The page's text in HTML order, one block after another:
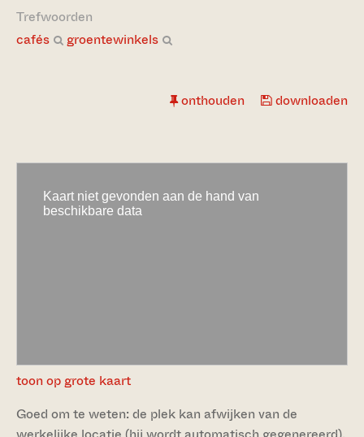
Trefwoorden
cafés
groentewinkels
onthouden downloaden
toon op grote kaart
Goed om te weten: de plek kan afwijken van de